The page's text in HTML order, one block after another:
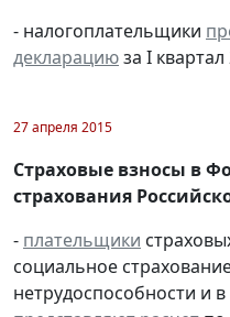
- налогоплательщики
декларациюза I квартал
27 апреля 2015
Страховые взносы в
страхования
- плательщики
социальное
нетрудоспособности и